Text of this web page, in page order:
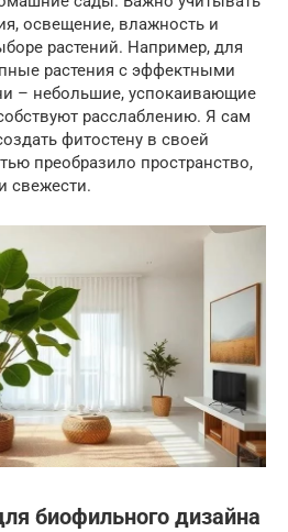
освещение, влажность и
растений. Например, для
растения с эффектными
– небольшие, успокаивающие
расслаблению. Я сам
фитостену в своей
преобразило пространство,
свежести.
биофильного дизайна